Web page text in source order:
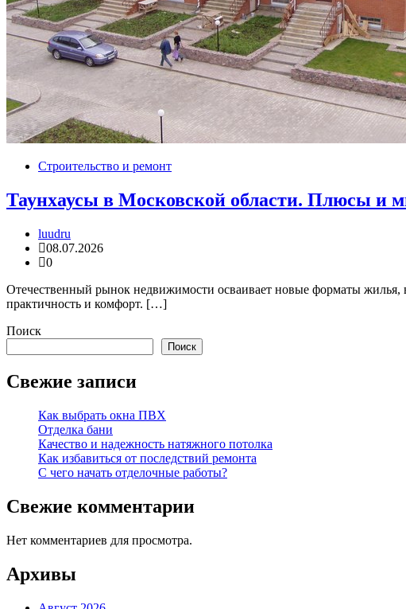
Строительство и ремонт
Таунхаусы в Московской области. Плюсы и
luudru
08.07.2026
0
Отечественный рынок недвижимости осваивает новые форматы
практичность и комфорт. […]
Поиск
Поиск
Свежие записи
Как выбрать окна ПВХ
Отделка бани
Качество и надежность натяжного потолка
Как избавиться от последствий ремонта
С чего начать отделочные работы?
Свежие комментарии
Нет комментариев для просмотра.
Архивы